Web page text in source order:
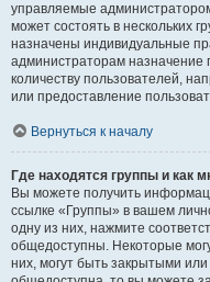
управляемые
может состоять в нескольких
назначены индивидуальные
администраторам
количеству пользователей,
или предоставление
Вернуться к началу
Где находятся группы и как
Вы можете получить
ссылке «Группы» в вашем
одну из них, нажмите
общедоступны. Некоторые
них, могут быть закрытыми